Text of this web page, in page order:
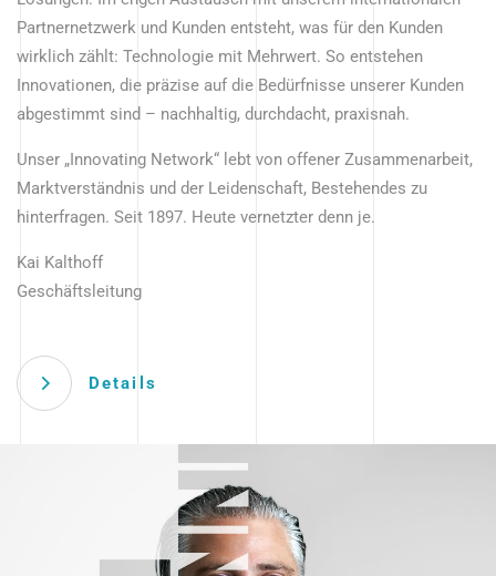
Partnernetzwerk und Kunden entsteht, was für den Kunden
wirklich zählt: Technologie mit Mehrwert. So entstehen
Innovationen, die präzise auf die Bedürfnisse unserer Kunden
abgestimmt sind – nachhaltig, durchdacht, praxisnah.
Unser „Innovating Network“ lebt von offener Zusammenarbeit,
Marktverständnis und der Leidenschaft, Bestehendes zu
hinterfragen. Seit 1897. Heute vernetzter denn je.
Kai Kalthoff
Geschäftsleitung
Details